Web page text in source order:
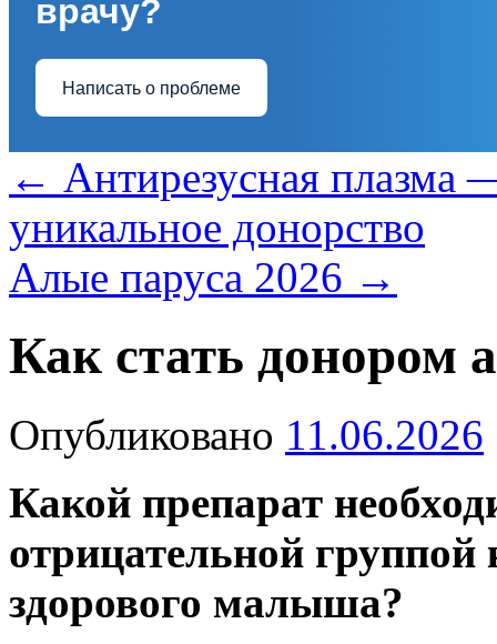
врачу?
Написать о проблеме
← Антирезусная плазма
уникальное донорство
Алые паруса 2026 →
Как стать донором
Опубликовано 11.06.2026
Какой препарат
отрицательной
здорового малыша?